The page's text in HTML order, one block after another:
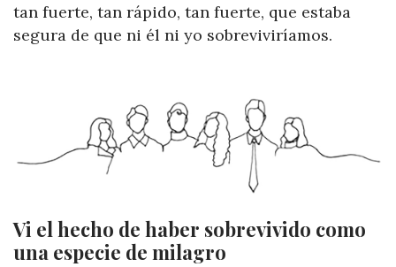
tan fuerte, tan rápido, tan fuerte, que estaba
segura de que ni él ni yo sobreviviríamos.
Vi el hecho de haber sobrevivido como
una especie de milagro